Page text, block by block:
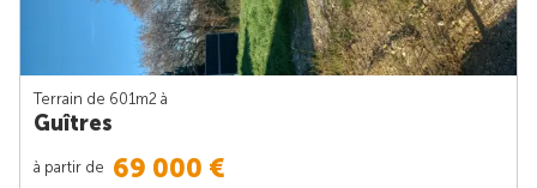
Terrain de 601m2 à
Guîtres
à partir de 69 000 €